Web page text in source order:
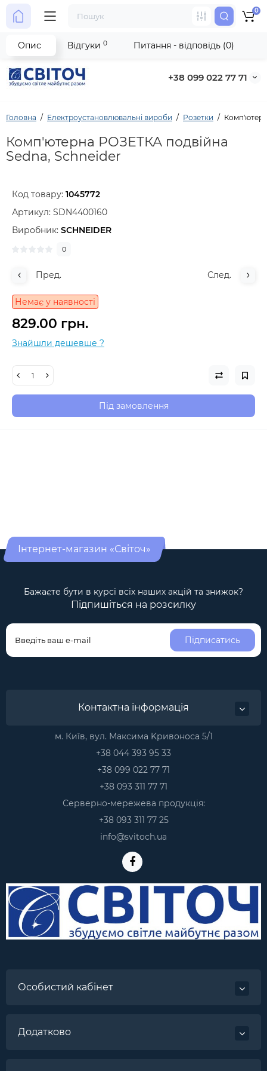
+38 099 022 77 71
0
Головна Електроустановлювальні вироби Розетки
Комп'ютерна РОЗЕТКА подвійна
Sedna, Schneider
Код товару: 1045772
Артикул: SDN4400160
Виробник: SCHNEIDER
0
Пред. След.
Немає у наявності
829.00 грн.
Знайшли дешевше ?
Під замовлення
Опис Відгуки 0 Питання - відповідь (0)
Інтернет-магазин «Світоч»
Бажаєте бути в курсі всіх наших акцій та знижок?
Підпишіться на розсилку
Підписатись
Контактна інформація
м. Київ, вул. Максима Kривоноса 5/1
+38 044 393 95 33
+38 099 022 77 71
+38 093 311 77 71
Серверно-мережева продукція:
+38 093 311 77 25
info@svitoch.ua
Особистий кабінет
Додатково